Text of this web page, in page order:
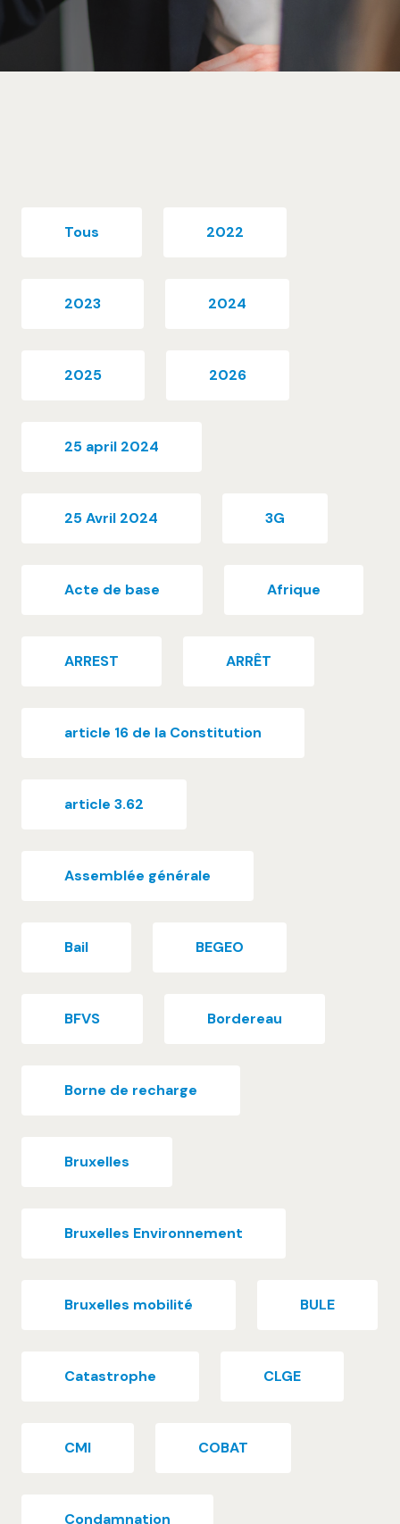
Tous 2022
2023 2024
2025 2026
25 april 2024
25 Avril 2024 3G
Acte de base Afrique
ARREST ARRÊT
article 16 de la Constitution
article 3.62
Assemblée générale
Bail BEGEO
BFVS Bordereau
Borne de recharge
Bruxelles
Bruxelles Environnement
Bruxelles mobilité BULE
Catastrophe CLGE
CMI COBAT
Condamnation